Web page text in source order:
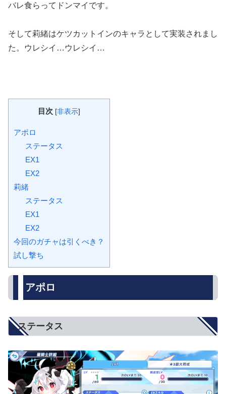
バレ食らってドンマイです。
そして莉緒はケツカットインのキャラとして実装されまし
た。ウレシイ…ウレシイ…
目次 [非表示]
アポロ
ステータス
EX1
EX2
莉緒
ステータス
EX1
EX2
今回のガチャは引くべき？
試し撃ち
アポロ
ステータス